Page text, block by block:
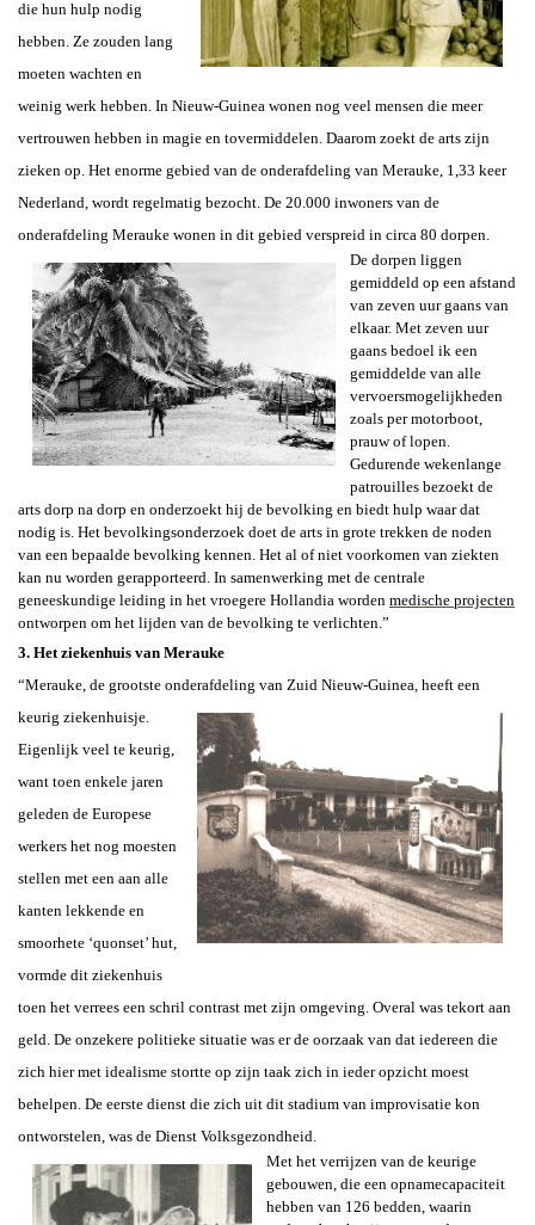
die hun hulp nodig
hebben. Ze zouden lang
moeten wachten en
weinig werk hebben. In Nieuw-Guinea wonen nog veel mensen die meer
vertrouwen hebben in magie en tovermiddelen. Daarom zoekt de arts zijn
zieken op. Het enorme gebied van de onderafdeling van Merauke, 1,33 keer
Nederland, wordt regelmatig bezocht. De 20.000 inwoners van de
onderafdeling Merauke wonen in dit gebied verspreid in circa 80 dorpen.
De dorpen liggen
gemiddeld op een afstand
van zeven uur gaans van
elkaar. Met zeven uur
gaans bedoel ik een
gemiddelde van alle
vervoersmogelijkheden
zoals per motorboot,
prauw of lopen.
Gedurende wekenlange
patrouilles bezoekt de
arts dorp na dorp en onderzoekt hij de bevolking en biedt hulp waar dat
nodig is. Het bevolkingsonderzoek doet de arts in grote trekken de noden
van een bepaalde bevolking kennen. Het al of niet voorkomen van ziekten
kan nu worden gerapporteerd. In samenwerking met de centrale
geneeskundige leiding in het vroegere Hollandia worden medische projecten
ontworpen om het lijden van de bevolking te verlichten.”
3. Het ziekenhuis van Merauke
“Merauke, de grootste onderafdeling van Zuid Nieuw-Guinea, heeft een
keurig ziekenhuisje.
Eigenlijk veel te keurig,
want toen enkele jaren
geleden de Europese
werkers het nog moesten
stellen met een aan alle
kanten lekkende en
smoorhete ‘quonset’ hut,
vormde dit ziekenhuis
toen het verrees een schril contrast met zijn omgeving. Overal was tekort aan
geld. De onzekere politieke situatie was er de oorzaak van dat iedereen die
zich hier met idealisme stortte op zijn taak zich in ieder opzicht moest
behelpen. De eerste dienst die zich uit dit stadium van improvisatie kon
ontworstelen, was de Dienst Volksgezondheid.
Met het verrijzen van de keurige
gebouwen, die een opnamecapaciteit
hebben van 126 bedden, waarin